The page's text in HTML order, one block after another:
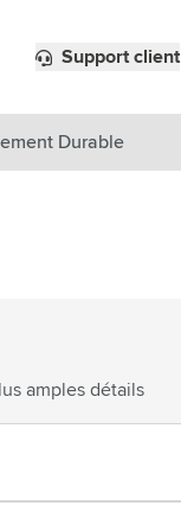
Support client
Durable
amples détails